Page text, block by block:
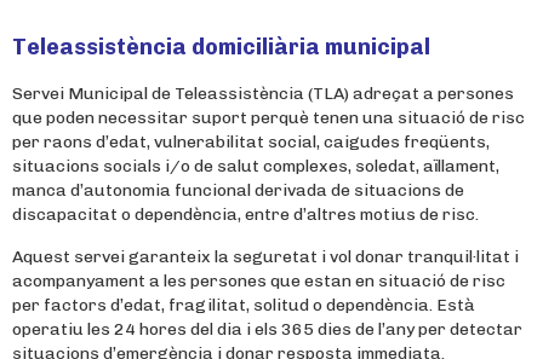
Teleassistència domiciliària municipal
Servei Municipal de Teleassistència (TLA) adreçat a persones
que poden necessitar suport perquè tenen una situació de risc
per raons d’edat, vulnerabilitat social, caigudes freqüents,
situacions socials i/o de salut complexes, soledat, aïllament,
manca d’autonomia funcional deri­vada de situacions de
discapacitat o dependència, entre d’altres motius de risc.
Aquest servei garanteix la seguretat i vol donar tranquil·litat i
acompan­yament a les persones que estan en situació de risc
per factors d’edat, fragilitat, solitud o dependència. Està
operatiu les 24 hores del dia i els 365 dies de l’any per detectar
situacions d’emergència i donar resposta immediata.